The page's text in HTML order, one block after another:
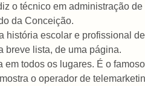
o técnico em administração de
da Conceição.
história escolar e profissional
breve lista, de uma página.
em todos os lugares. É o famoso
o operador de